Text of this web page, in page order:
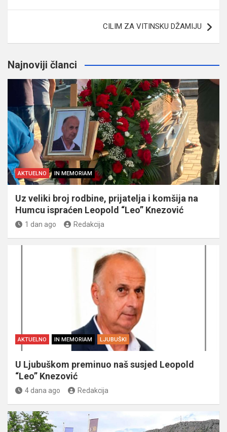
CILIM ZA VITINSKU DŽAMIJU
Najnoviji članci
AKTUELNO IN MEMORIAM
Uz veliki broj rodbine, prijatelja i komšija na
Humcu ispraćen Leopold “Leo” Knezović
1 dan ago Redakcija
AKTUELNO IN MEMORIAM LJUBUŠKI
U Ljubuškom preminuo naš susjed Leopold
“Leo” Knezović
4 dana ago Redakcija